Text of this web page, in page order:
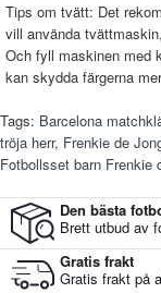
Tips om tvätt: Det
vill använda
Och fyll maskinen med
kan skydda färgerna
Tags: Barcelona
tröja herr, Frenkie de
Fotbollsset barn Frenkie
Den bästa
Brett utbud av
Gratis frakt
Gratis frakt på